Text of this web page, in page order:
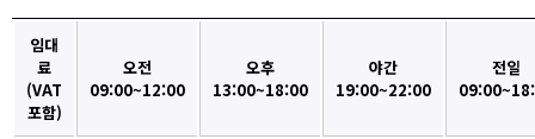
임대
료
(VAT
포함)
오전
09:00~12:00
오후
13:00~18:00
야간
19:00~22:00
전일